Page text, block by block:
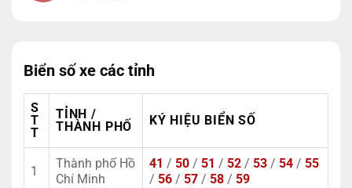
Biển số xe các tỉnh
S
T
T
TỈNH /
THÀNH PHỐ
KÝ HIỆU BIỂN SỐ
1
Thành phố Hồ
Chí Minh
41 / 50 / 51 / 52 / 53 / 54 / 55
/ 56 / 57 / 58 / 59